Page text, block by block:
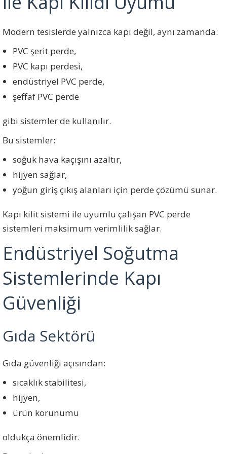
Modern tesislerde yalnızca kapı değil, aynı zamanda:
PVC şerit perde,
PVC kapı perdesi,
endüstriyel PVC perde,
şeffaf PVC perde
gibi sistemler de kullanılır.
Bu sistemler:
soğuk hava kaçışını azaltır,
hijyen sağlar,
yoğun giriş çıkış alanları için perde çözümü sunar.
Kapı kilit sistemi ile uyumlu çalışan PVC perde
sistemleri maksimum verimlilik sağlar.
Endüstriyel Soğutma
Sistemlerinde Kapı
Güvenliği
Gıda Sektörü
Gıda güvenliği açısından:
sıcaklık stabilitesi,
hijyen,
ürün korunumu
oldukça önemlidir.